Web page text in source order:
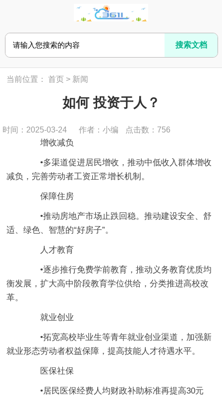
当前位置：首页 > 新闻
如何 投资于人？
时间：2025-03-24 作者：小编 点击数： 756
增收减负
•多渠道促进居民增收，推动中低收入群体增收
减负，完善劳动者工资正常增长机制。
保障住房
•推动房地产市场止跌回稳。推动建设安全、舒
适、绿色、智慧的“好房子”。
人才教育
•逐步推行免费学前教育，推动义务教育优质均
衡发展，扩大高中阶段教育学位供给，分类推进高校改
革。
就业创业
•拓宽高校毕业生等青年就业创业渠道，加强新
就业形态劳动者权益保障，提高技能人才待遇水平。
医保社保
•居民医保经费人均财政补助标准再提高30元